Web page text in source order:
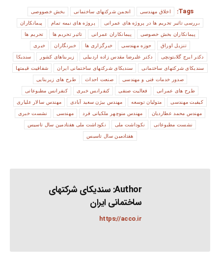
Tags:
اخلاق مهندسی انجمن شرکتهای ساختمانی بخش خصووصی
بررسی تاثیر تحریم ها در پروژه های عمرانی پروژه های نیمه تمام پیمانکاران
پیمانکاران بخش خصوصی پیمانکاران عمرانی تاثیر تحریم ها تحریم ها
تنزیل اوراق حوزه مهندسی خبرگزاری ها خبرنگاران خبری
دکتر ایرج گلابتونچی دکتر علیرضا مقدس زاده اردبیلی زیربناهای کشور سندیکا
سندیکای شرکتهای ساختمانی سندیکای شرکتهای ساختمانی ایران شفافیت قیمتها
صدور خدمات فنی و مهندسی صنعت احداث طرح های زیربنایی
طرح های عمرانی فعالیت صنفی کنفرانس خبری کنفرانس مطبوعاتی
کیفیت مهندسی متولیان توسعه مهندس بیژن سعید آبادی مهندس سالار علیاری
مهندس محمد عطاردیان مهندس منوچهر ملکیانی فرد مهندسی نشست خبری
نشست مطبوعاتی نکوداشت ملی نکوداشت ملی هفتادمین سال تاسیس
هفتادمین سال تاسیس
Author: سندیکای شرکتهای
ساختمانی ایران
https://acco.ir